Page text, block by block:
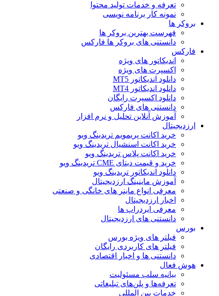
تعرفه و خدمات تولید محتوا
نمونه کار برنامه نویسی
بروکر ها
فهرست بهترین بروکر ها
دانستنی های بروکر ها فارکس
فارکس
اندیکاتور های ویژه
اکسپرت های ویژه
دانلود اندیکاتور MT5
دانلود اندیکاتور MT4
دانلود اکسپرت رایگان
دانستنی های فارکس
آموزش آنلاین تحلیل و نرم افزار
ارزدیجیتال
خرید اکانت پریمویم تریدینگ ویو
خرید اکانت اسنشیال تریدینگ ویو
خرید اکانت پلاس تریدینگ ویو
خرید و قیمت دیتای CME تریدینگ ویو
دانلود اندیکاتور تریدینگ ویو
آموزش ماینینگ ارزدیجیتال
معرفی انواع ماینر های خانگی و صنعتی
اخبار ارزدیجیتال
معرفی ایردراپ ها
دانستنی های ارزدیجیتال
بورس
فیلتر های ویژه بورس
فیلتر های کاربردی رایگان
دانستنی ها و اخبار اقتصادی
هوش فعال
بیانیه سلب مسئولیت
تعرفه‌ها و پلن‌های تبلیغاتی
خدمات بین المللی